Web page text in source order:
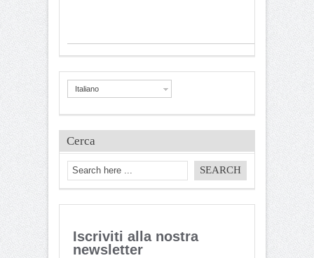
Italiano
Cerca
Iscriviti alla nostra
newsletter